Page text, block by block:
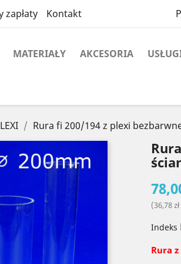
zapłaty Kontakt
MATERIAŁY AKCESORIA
Rura fi 200/194 z plexi
(36,78
Indeks
Rura